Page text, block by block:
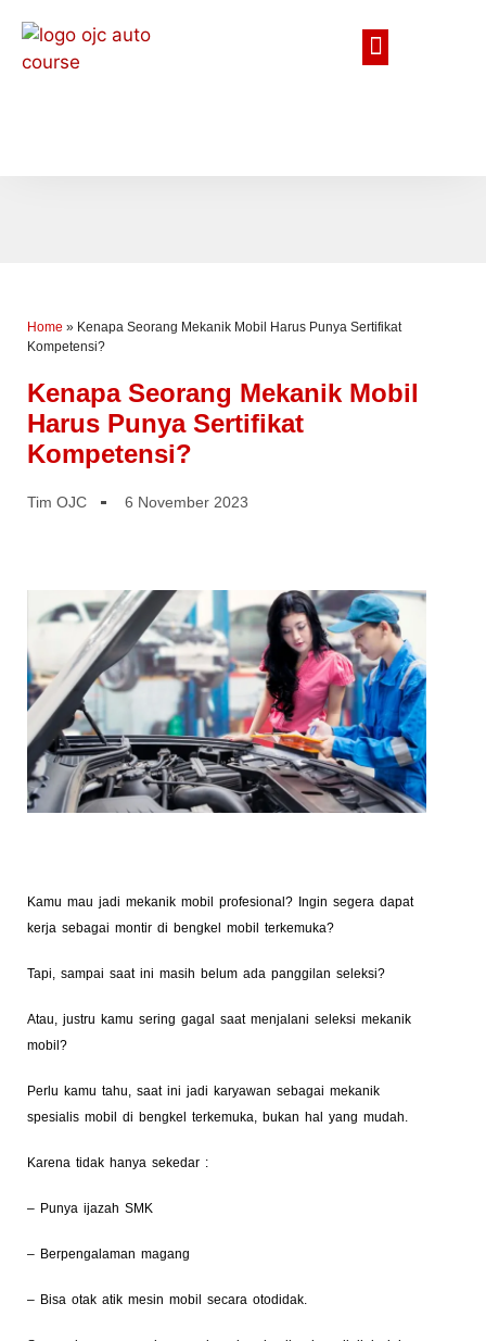
Home » Kenapa Seorang Mekanik Mobil Harus Punya Sertifikat
Kompetensi?
Kenapa Seorang Mekanik Mobil
Harus Punya Sertifikat
Kompetensi?
Tim OJC 6 November 2023
Kamu mau jadi mekanik mobil profesional? Ingin segera dapat
kerja sebagai montir di bengkel mobil terkemuka?
Tapi, sampai saat ini masih belum ada panggilan seleksi?
Atau, justru kamu sering gagal saat menjalani seleksi mekanik
mobil?
Perlu kamu tahu, saat ini jadi karyawan sebagai mekanik
spesialis mobil di bengkel terkemuka, bukan hal yang mudah.
Karena tidak hanya sekedar :
– Punya ijazah SMK
– Berpengalaman magang
– Bisa otak atik mesin mobil secara otodidak.